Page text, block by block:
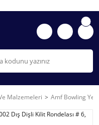
Malzemeleri Amf Bowling